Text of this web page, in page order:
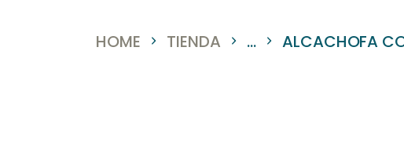
HOME TIENDA ... ALCACHOFA